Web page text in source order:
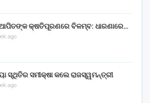
କ୍ଷତିପୂରଣରେ ବିଳମ୍ବ: ଧାରଣାରେ…
ago
ସ୍ଥିତିର ସମୀକ୍ଷା କଲେ ରାଜସ୍ୱମନ୍ତ୍ରୀ
ago